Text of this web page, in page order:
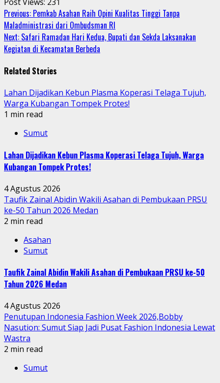
Continue
Reading
Previous: Pemkab Asahan Raih Opini Kualitas Tinggi Tanpa
Maladministrasi dari Ombudsman RI
Next: Safari Ramadan Hari Kedua, Bupati dan Sekda Laksanakan
Kegiatan di Kecamatan Berbeda
Related Stories
Lahan Dijadikan Kebun Plasma Koperasi Telaga Tujuh,
Warga Kubangan Tompek Protes!
1 min read
Sumut
Lahan Dijadikan Kebun Plasma Koperasi Telaga Tujuh, Warga
Kubangan Tompek Protes!
4 Agustus 2026
Taufik Zainal Abidin Wakili Asahan di Pembukaan PRSU
ke-50 Tahun 2026 Medan
2 min read
Asahan
Sumut
Taufik Zainal Abidin Wakili Asahan di Pembukaan PRSU ke-50
Tahun 2026 Medan
4 Agustus 2026
Penutupan Indonesia Fashion Week 2026,Bobby
Nasution: Sumut Siap Jadi Pusat Fashion Indonesia Lewat
Wastra
2 min read
Sumut